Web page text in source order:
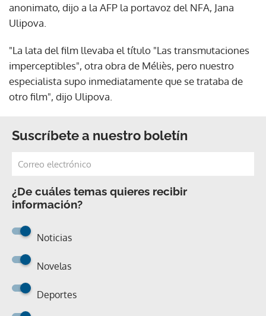
anonimato, dijo a la AFP la portavoz del NFA, Jana
Ulipova.
"La lata del film llevaba el título "Las transmutaciones
imperceptibles", otra obra de Méliès, pero nuestro
especialista supo inmediatamente que se trataba de
otro film", dijo Ulipova.
Suscríbete a nuestro boletín
¿De cuáles temas quieres recibir
información?
Noticias
Novelas
Deportes